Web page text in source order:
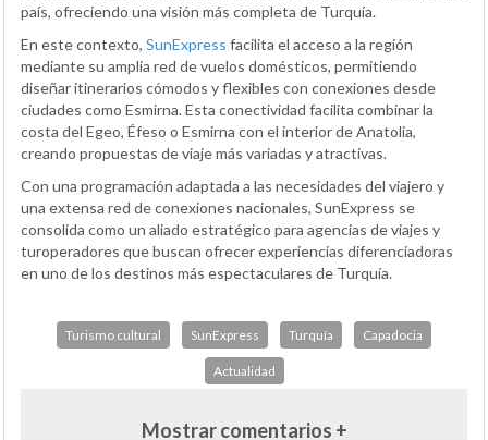
país, ofreciendo una visión más completa de Turquía.
En este contexto, SunExpress facilita el acceso a la región
mediante su amplia red de vuelos domésticos, permitiendo
diseñar itinerarios cómodos y flexibles con conexiones desde
ciudades como Esmirna. Esta conectividad facilita combinar la
costa del Egeo, Éfeso o Esmirna con el interior de Anatolia,
creando propuestas de viaje más variadas y atractivas.
Con una programación adaptada a las necesidades del viajero y
una extensa red de conexiones nacionales, SunExpress se
consolida como un aliado estratégico para agencias de viajes y
turoperadores que buscan ofrecer experiencias diferenciadoras
en uno de los destinos más espectaculares de Turquía.
Turismo cultural SunExpress Turquía Capadocia
Actualidad
Mostrar comentarios +